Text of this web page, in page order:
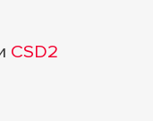
CSD2